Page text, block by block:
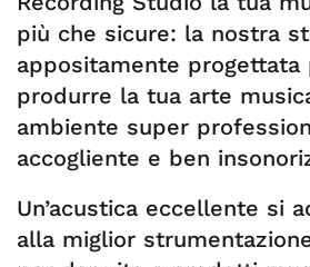
più che sicure: la nostra
appositamente progettata
produrre la tua arte
ambiente super
accogliente e ben
Un’acustica eccellente si
alla miglior